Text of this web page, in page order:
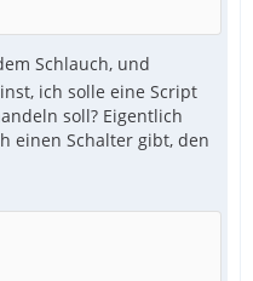
Schlauch, und
ich solle eine Script
soll? Eigentlich
einen Schalter gibt, den